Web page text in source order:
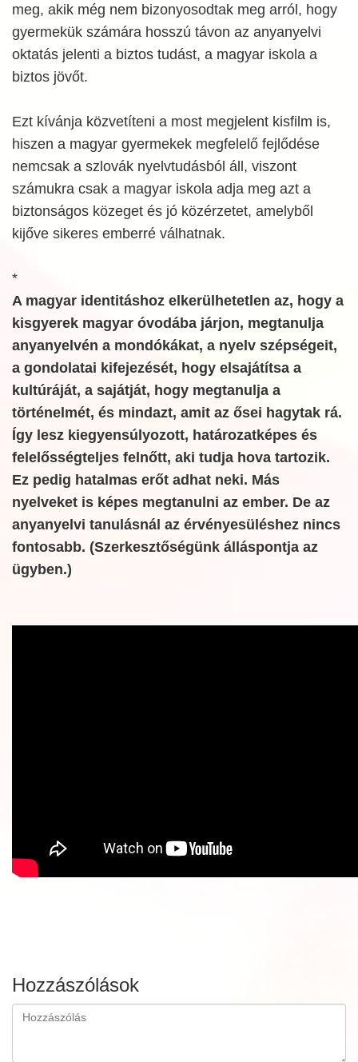
meg, akik még nem bizonyosodtak meg arról, hogy
gyermekük számára hosszú távon az anyanyelvi
oktatás jelenti a biztos tudást, a magyar iskola a
biztos jövőt.
Ezt kívánja közvetíteni a most megjelent kisfilm is,
hiszen a magyar gyermekek megfelelő fejlődése
nemcsak a szlovák nyelvtudásból áll, viszont
számukra csak a magyar iskola adja meg azt a
biztonságos közeget és jó közérzetet, amelyből
kijőve sikeres emberré válhatnak.
*
A magyar identitáshoz elkerülhetetlen az, hogy a
kisgyerek magyar óvodába járjon, megtanulja
anyanyelvén a mondókákat, a nyelv szépségeit,
a gondolatai kifejezését, hogy elsajátítsa a
kultúráját, a sajátját, hogy megtanulja a
történelmét, és mindazt, amit az ősei hagytak rá.
Így lesz kiegyensúlyozott, határozatképes és
felelősségteljes felnőtt, aki tudja hova tartozik.
Ez pedig hatalmas erőt adhat neki. Más
nyelveket is képes megtanulni az ember. De az
anyanyelvi tanulásnál az érvényesüléshez nincs
fontosabb. (Szerkesztőségünk álláspontja az
ügyben.)
Hozzászólások